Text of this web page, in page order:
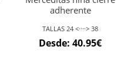
adherente
TALLAS 24 <····> 38
Desde:40.95€